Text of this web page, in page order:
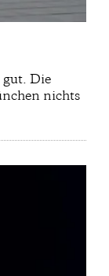
gut. Die
nichts